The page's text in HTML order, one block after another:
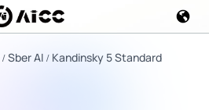
Sber AI Kandinsky 5 Standard